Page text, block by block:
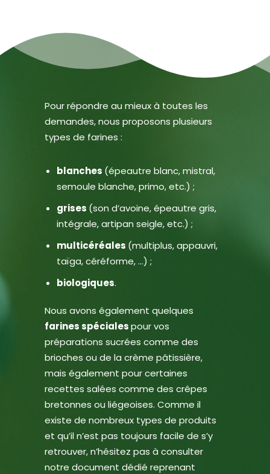
Pour répondre au mieux à toutes les
demandes, nous proposons plusieurs
types de farines :
blanches (épeautre blanc, mistral,
semoule blanche, primo, etc.) ;
grises (son d’avoine, épeautre gris,
intégrale, artipan seigle, etc.) ;
multicéréales (multiplus, appauvri,
taïga, céréforme, …) ;
biologiques.
Nous avons également quelques
farinesspécialespour vos
préparations sucrées comme des
brioches ou de la crème pâtissière,
mais également pour certaines
recettes salées comme des crêpes
bretonnes ou liégeoises. Comme il
existe de nombreux types de produits
et qu’il n’est pas toujours facile de s’y
retrouver, n’hésitez pas à consulter
notre document dédié reprenant